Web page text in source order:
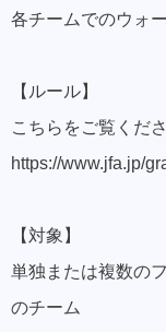
各チームでのウォ
【ルール】
こちらをご覧くださ
https://www.jfa.jp/
【対象】
単独または複数の
のチーム